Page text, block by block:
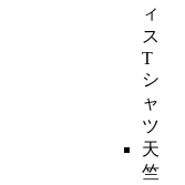
ィ
ス
T
シ
ャ
ツ
天
竺